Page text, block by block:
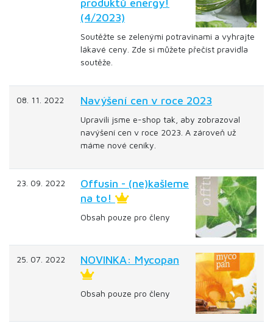
produktů energy!
(4/2023)
Soutěžte se zelenými potravinami a vyhrajte
lákavé ceny. Zde si můžete přečíst pravidla
soutěže.
08. 11. 2022 Navýšení cen v roce 2023
Upravili jsme e-shop tak, aby zobrazoval
navýšení cen v roce 2023. A zároveň už
máme nové ceníky.
23. 09. 2022
Offusin - (ne)kašleme
na to!
Obsah pouze pro členy
25. 07. 2022 NOVINKA: Mycopan
Obsah pouze pro členy